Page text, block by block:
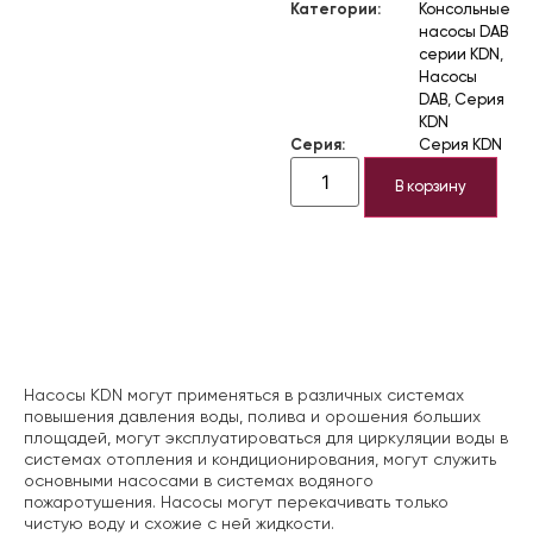
Категории:
Консольные
насосы DAB
серии KDN ,
Насосы
DAB, Серия
KDN
Серия:
Серия KDN
В корзину
Насосы KDN могут применяться в различных системах
повышения давления воды, полива и орошения больших
площадей, могут эксплуатироваться для циркуляции воды в
системах отопления и кондиционирования, могут служить
основными насосами в системах водяного
пожаротушения. Насосы могут перекачивать только
чистую воду и схожие с ней жидкости.